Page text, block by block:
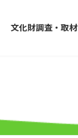
文化財調査・取材